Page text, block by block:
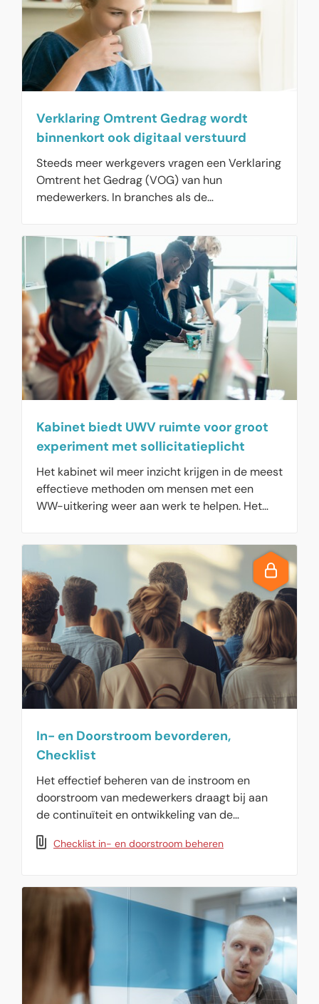
Gecombineerd met de mogelijkheid om
flexibel (thuis) te werken, is de overheid een
ware magneet voor de jongere doelgroep. Maar
als de plannen van de aanstaande regering
doorgaan, lijkt het waarschijnlijk dat een
jarenlange vacaturestop voor rijksambtenaren
aan de orde is en er nauwelijks meer nieuwe
mensen worden aangenomen.
Verklaring Omtrent Gedrag wordt
binnenkort ook digitaal verstuurd
Steeds meer werkgevers vragen een Verklaring
Omtrent het Gedrag (VOG) van hun
medewerkers. In branches als de
ontvangen. Aanvragen zijn eenvoudig online te
regelen bij de screeningsautoriteit Justis. Deze
dienst waarschuwt voor commerciële partijen
die online aanbieden om de VOG-aanvraag af
te handelen. Want hun dienstverlening kost
veel geld, terwijl deze aanbieders niets anders
doen dan wat u zelf eenvoudig online kunt
regelen bij Justis.
Kabinet biedt UWV ruimte voor groot
experiment met sollicitatieplicht
Het kabinet wil meer inzicht krijgen in de meest
effectieve methoden om mensen met een
WW-uitkering weer aan werk te helpen. Het
toegewezen begeleidingstrajecten aanbieden.
Na verloop van tijd wordt bekeken welke
manier van begeleiden het beste werkt.
In- en Doorstroom bevorderen,
Checklist
Het effectief beheren van de instroom en
doorstroom van medewerkers draagt bij aan
de continuïteit en ontwikkeling van de
organisatie. Gebruik deze checklist met tips.
Checklist in- en doorstroom beheren